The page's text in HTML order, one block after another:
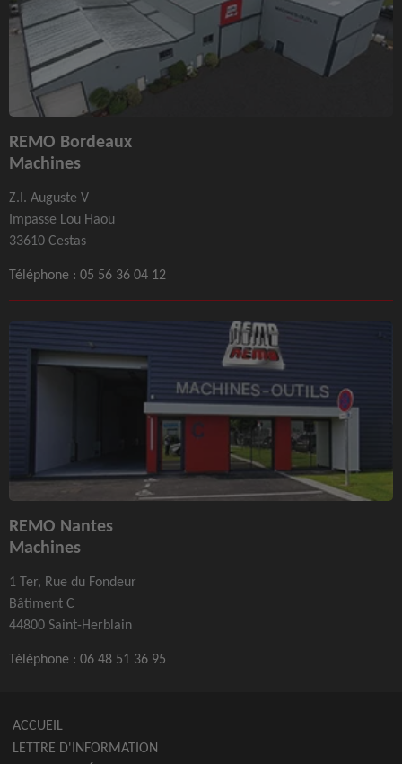
REMO Bordeaux
Machines
Z.I. Auguste V
Impasse Lou Haou
33610 Cestas
Téléphone : 05 56 36 04 12
REMO Nantes
Machines
1 Ter, Rue du Fondeur
Bâtiment C
44800 Saint-Herblain
Téléphone : 06 48 51 36 95
ACCUEIL
LETTRE D'INFORMATION